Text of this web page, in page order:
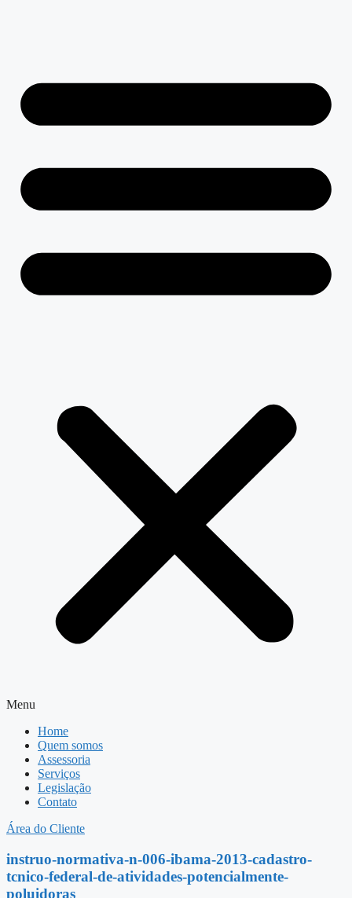
Menu
Home
Quem somos
Assessoria
Serviços
Legislação
Contato
Área do Cliente
instruo-normativa-n-006-ibama-2013-cadastro-
tcnico-federal-de-atividades-potencialmente-
poluidoras